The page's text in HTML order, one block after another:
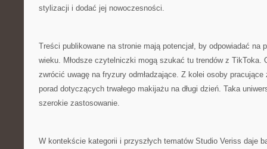
stylizacji i dodać jej nowoczesności.
Treści publikowane na stronie mają potencjał, by odpowiadać na
wieku. Młodsze czytelniczki mogą szukać tu trendów z TikToka.
zwrócić uwagę na fryzury odmładzające. Z kolei osoby
porad dotyczących trwałego makijażu na długi dzień. Taka
szerokie zastosowanie.
W kontekście kategorii i przyszłych tematów Studio Veriss daje